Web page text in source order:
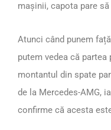
mașinii, capota pare
Atunci când punem
putem vedea că
montantul din spate
de la Mercedes-AMG,
confirme că acesta